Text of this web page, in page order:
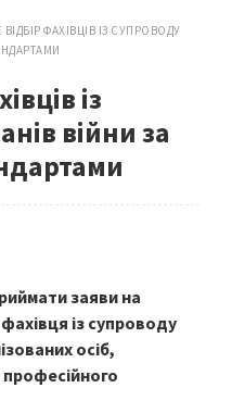
ФАХІВЦІВ ІЗ СУПРОВОДУ
із
війни за
заяви на
із супроводу
осіб,